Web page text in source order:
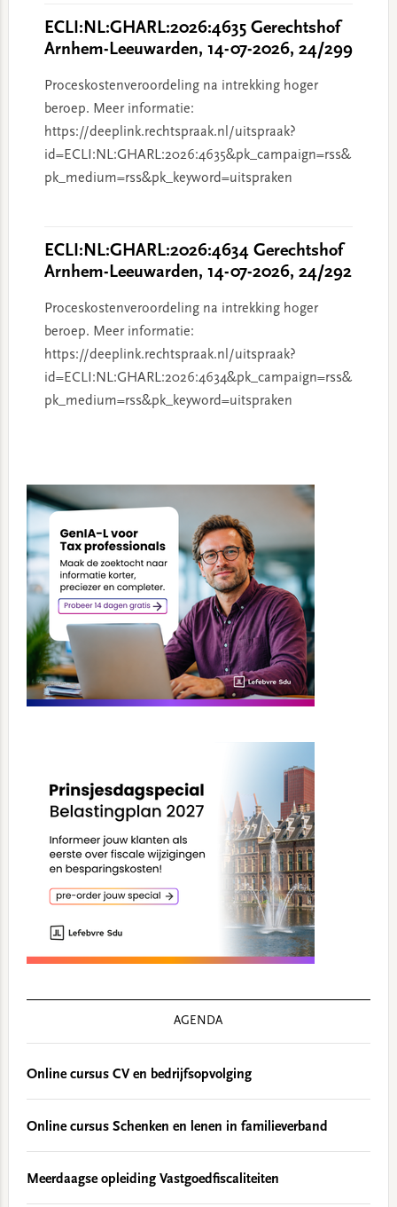
ECLI:NL:GHARL:2026:4635 Gerechtshof
Arnhem-Leeuwarden, 14-07-2026, 24/299
Proceskostenveroordeling na intrekking hoger
beroep. Meer informatie:
https://deeplink.rechtspraak.nl/uitspraak?
id=ECLI:NL:GHARL:2026:4635&pk_campaign=rss&
pk_medium=rss&pk_keyword=uitspraken
ECLI:NL:GHARL:2026:4634 Gerechtshof
Arnhem-Leeuwarden, 14-07-2026, 24/292
Proceskostenveroordeling na intrekking hoger
beroep. Meer informatie:
https://deeplink.rechtspraak.nl/uitspraak?
id=ECLI:NL:GHARL:2026:4634&pk_campaign=rss&
pk_medium=rss&pk_keyword=uitspraken
Sidebar
AGENDA
Online cursus CV en bedrijfsopvolging
Online cursus Schenken en lenen in familieverband
Meerdaagse opleiding Vastgoedfiscaliteiten